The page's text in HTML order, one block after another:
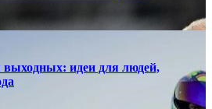
идеи для людей,